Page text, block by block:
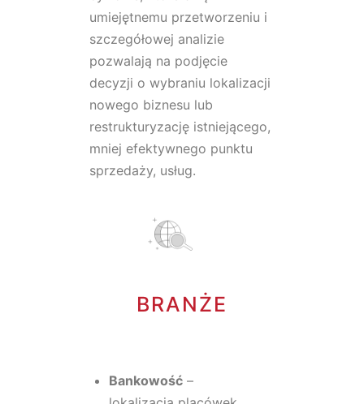
umiejętnemu przetworzeniu i
szczegółowej analizie
pozwalają na podjęcie
decyzji o wybraniu lokalizacji
nowego biznesu lub
restrukturyzację istniejącego,
mniej efektywnego punktu
sprzedaży, usług.
BRANŻE
Bankowość –